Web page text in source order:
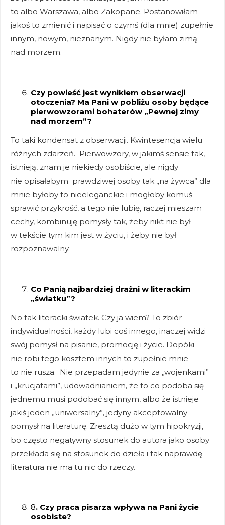
to albo Warszawa, albo Zakopane. Postanowiłam
jakoś to zmienić i napisać o czymś (dla mnie) zupełnie
innym, nowym, nieznanym. Nigdy nie byłam zimą
nad morzem.
Czy powieść jest wynikiem obserwacji
otoczenia? Ma Pani w pobliżu osoby będące
pierwowzorami bohaterów „Pewnej zimy
nad morzem”?
To taki kondensat z obserwacji. Kwintesencja wielu
różnych zdarzeń. Pierwowzory, w jakimś sensie tak,
istnieją, znam je niekiedy osobiście, ale nigdy
nie opisałabym prawdziwej osoby tak „na żywca” dla
mnie byłoby to nieeleganckie i mogłoby komuś
sprawić przykrość, a tego nie lubię, raczej mieszam
cechy, kombinuję pomysły tak, żeby nikt nie był
w tekście tym kim jest w życiu, i żeby nie był
rozpoznawalny.
Co Panią najbardziej drażni w literackim
„światku”?
No tak literacki światek. Czy ja wiem? To zbiór
indywidualności, każdy lubi coś innego, inaczej widzi
swój pomysł na pisanie, promocję i życie. Dopóki
nie robi tego kosztem innych to zupełnie mnie
to nie rusza. Nie przepadam jedynie za „wojenkami”
i „krucjatami”, udowadnianiem, że to co podoba się
jednemu musi podobać się innym, albo że istnieje
jakiś jeden „uniwersalny”, jedyny akceptowalny
pomysł na literaturę. Zresztą dużo w tym hipokryzji,
bo często negatywny stosunek do autora jako osoby
przekłada się na stosunek do dzieła i tak naprawdę
literatura nie ma tu nic do rzeczy.
8. Czy praca pisarza wpływa na Pani życie
osobiste?